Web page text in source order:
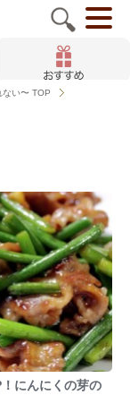
ない〜 TOP
にんにくの芽の